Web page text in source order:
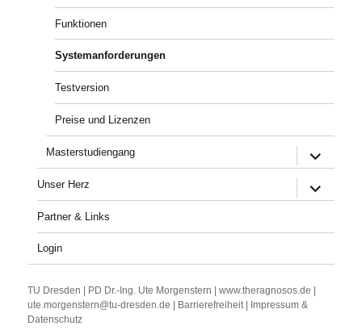
Funktionen
Systemanforderungen
Testversion
Preise und Lizenzen
Masterstudiengang
Untermenü
öffnen
Unser Herz
Untermenü
öffnen
Partner & Links
Login
TU Dresden | PD Dr.-Ing. Ute Morgenstern | www.theragnosos.de |
ute.morgenstern@tu-dresden.de |
Barrierefreiheit
Impressum &
Datenschutz